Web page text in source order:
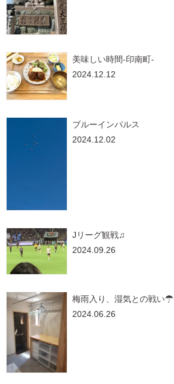
美味しい時間-印南町-
2024.12.12
ブルーインパルス
2024.12.02
Jリーグ観戦♫
2024.09.26
梅雨入り、湿気との戦い☂
2024.06.26